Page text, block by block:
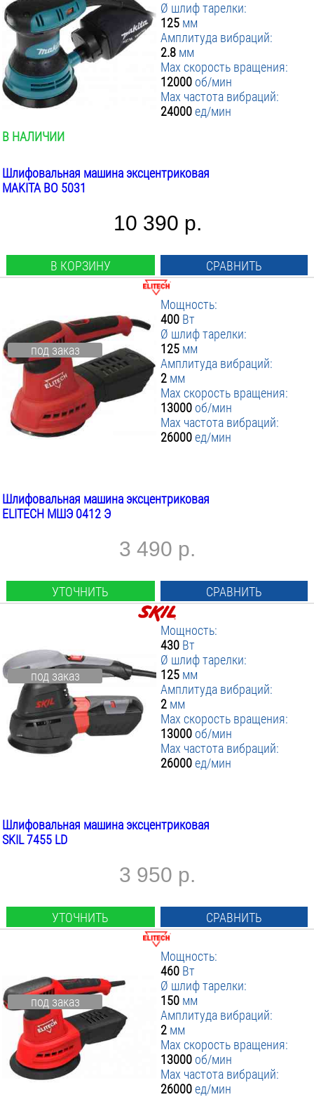
Ø шлиф тарелки:
125 мм
Амплитуда вибраций:
2.8 мм
Max скорость вращения:
12000 об/мин
Max частота вибраций:
24000ед/мин
В НАЛИЧИИ
Шлифовальная машина эксцентриковая
MAKITA BO 5031
10 390 р.
В КОРЗИНУ СРАВНИТЬ
под заказ
Мощность:
400 Вт
Ø шлиф тарелки:
125 мм
Амплитуда вибраций:
2 мм
Max скорость вращения:
13000 об/мин
Max частота вибраций:
26000ед/мин
Шлифовальная машина эксцентриковая
ELITECH МШЭ 0412 Э
3 490 р.
УТОЧНИТЬ СРАВНИТЬ
под заказ
Мощность:
430 Вт
Ø шлиф тарелки:
125 мм
Амплитуда вибраций:
2 мм
Max скорость вращения:
13000 об/мин
Max частота вибраций:
26000ед/мин
Шлифовальная машина эксцентриковая
SKIL 7455 LD
3 950 р.
УТОЧНИТЬ СРАВНИТЬ
под заказ
Мощность:
460 Вт
Ø шлиф тарелки:
150 мм
Амплитуда вибраций:
2 мм
Max скорость вращения:
13000 об/мин
Max частота вибраций:
26000ед/мин